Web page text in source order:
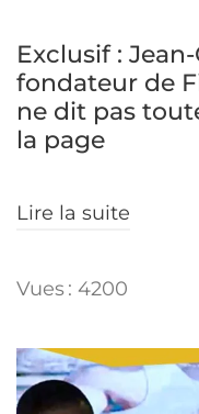
Exclusif :
fondateur de
ne dit pas
la page
Lire la suite
Vues : 4200